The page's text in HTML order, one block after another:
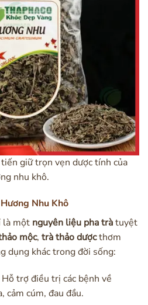
giữ trọn vẹn dược tính của
nhu khô.
Nhu Khô
là một nguyên liệu pha tràtuyệt
mộc, trà thảo dượcthơm
dụng khác trong đời sống:
trợ điều trị các bệnh về
cảm cúm, đau đầu.